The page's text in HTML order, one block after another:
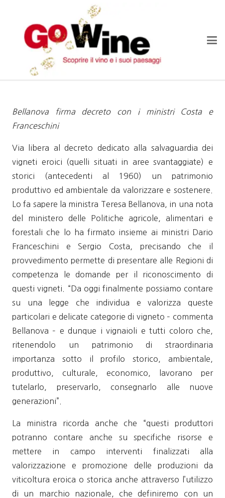
Bellanova firma decreto con i ministri Costa e
Franceschini
Via libera al decreto dedicato alla salvaguardia dei
vigneti eroici (quelli situati in aree svantaggiate) e
storici (antecedenti al 1960) un patrimonio
produttivo ed ambientale da valorizzare e sostenere.
Lo fa sapere la ministra Teresa Bellanova, in una nota
del ministero delle Politiche agricole, alimentari e
forestali che lo ha firmato insieme ai ministri Dario
Franceschini e Sergio Costa, precisando che il
provvedimento permette di presentare alle Regioni di
competenza le domande per il riconoscimento di
questi vigneti. “Da oggi finalmente possiamo contare
su una legge che individua e valorizza queste
particolari e delicate categorie di vigneto – commenta
Bellanova – e dunque i vignaioli e tutti coloro che,
ritenendolo un patrimonio di straordinaria
importanza sotto il profilo storico, ambientale,
produttivo, culturale, economico, lavorano per
tutelarlo, preservarlo, consegnarlo alle nuove
generazioni”.
La ministra ricorda anche che “questi produttori
potranno contare anche su specifiche risorse e
mettere in campo interventi finalizzati alla
valorizzazione e promozione delle produzioni da
viticoltura eroica o storica anche attraverso l’utilizzo
di un marchio nazionale, che definiremo con un